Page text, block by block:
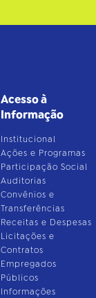
Acesso à
Informação
Institucional
Ações e Programas
Participação Social
Auditorias
Convênios e
Transferências
Receitas e Despesas
Licitações e
Contratos
Empregados
Públicos
Informações